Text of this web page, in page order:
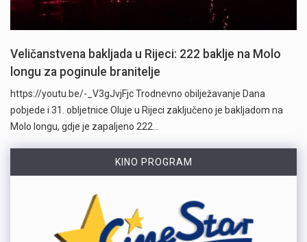
Veličanstvena bakljada u Rijeci: 222 baklje na Molo
longu za poginule branitelje
https://youtu.be/-_V3gJvjFjc Trodnevno obilježavanje Dana
pobjede i 31. obljetnice Oluje u Rijeci zaključeno je bakljadom na
Molo longu, gdje je zapaljeno 222…
KINO PROGRAM